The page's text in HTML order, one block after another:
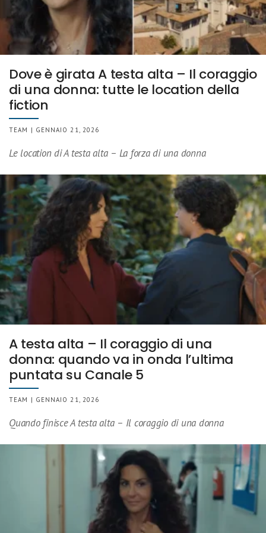
Dove è girata A testa alta – Il coraggio
di una donna: tutte le location della
fiction
TEAM | GENNAIO 21, 2026
Le location di A testa alta – La forza di una donna
A testa alta – Il coraggio di una
donna: quando va in onda l’ultima
puntata su Canale 5
TEAM | GENNAIO 21, 2026
Quando finisce A testa alta – Il coraggio di una donna